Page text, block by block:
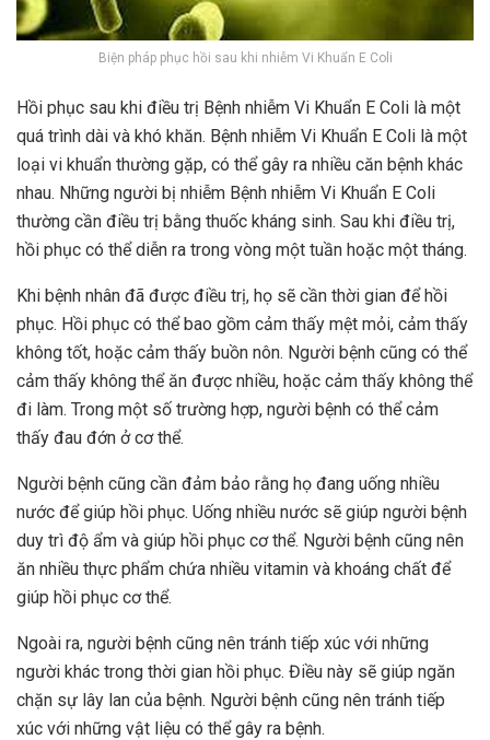
Biện pháp phục hồi sau khi nhiễm Vi Khuẩn E Coli
Hồi phục sau khi điều trị Bệnh nhiễm Vi Khuẩn E Coli là một
quá trình dài và khó khăn. Bệnh nhiễm Vi Khuẩn E Coli là một
loại vi khuẩn thường gặp, có thể gây ra nhiều căn bệnh khác
nhau. Những người bị nhiễm Bệnh nhiễm Vi Khuẩn E Coli
thường cần điều trị bằng thuốc kháng sinh. Sau khi điều trị,
hồi phục có thể diễn ra trong vòng một tuần hoặc một tháng.
Khi bệnh nhân đã được điều trị, họ sẽ cần thời gian để hồi
phục. Hồi phục có thể bao gồm cảm thấy mệt mỏi, cảm thấy
không tốt, hoặc cảm thấy buồn nôn. Người bệnh cũng có thể
cảm thấy không thể ăn được nhiều, hoặc cảm thấy không thể
đi làm. Trong một số trường hợp, người bệnh có thể cảm
thấy đau đớn ở cơ thể.
Người bệnh cũng cần đảm bảo rằng họ đang uống nhiều
nước để giúp hồi phục. Uống nhiều nước sẽ giúp người bệnh
duy trì độ ẩm và giúp hồi phục cơ thể. Người bệnh cũng nên
ăn nhiều thực phẩm chứa nhiều vitamin và khoáng chất để
giúp hồi phục cơ thể.
Ngoài ra, người bệnh cũng nên tránh tiếp xúc với những
người khác trong thời gian hồi phục. Điều này sẽ giúp ngăn
chặn sự lây lan của bệnh. Người bệnh cũng nên tránh tiếp
xúc với những vật liệu có thể gây ra bệnh.